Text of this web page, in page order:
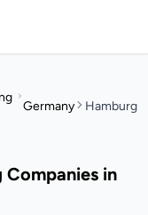
Germany Hamburg
in